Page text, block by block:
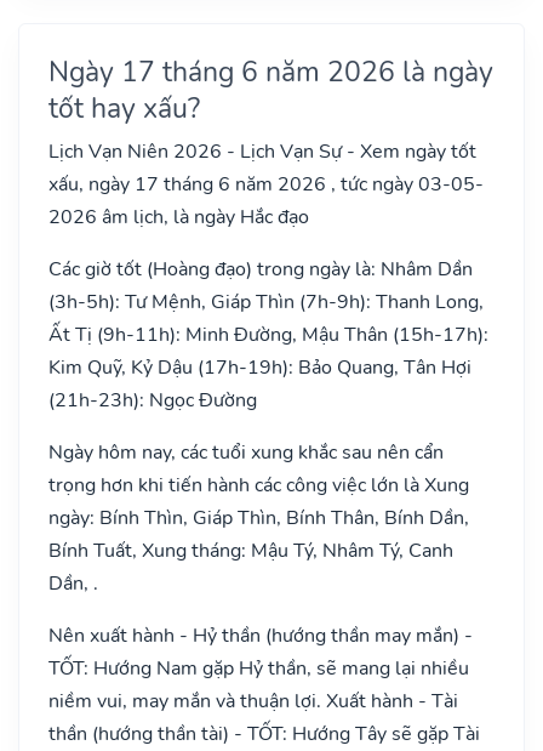
Ngày 17 tháng 6 năm 2026 là ngày
tốt hay xấu?
Lịch Vạn Niên 2026 - Lịch Vạn Sự - Xem ngày tốt
xấu, ngày 17 tháng 6 năm 2026 , tức ngày 03-05-
2026 âm lịch, là ngày Hắc đạo
Các giờ tốt (Hoàng đạo) trong ngày là: Nhâm Dần
(3h-5h): Tư Mệnh, Giáp Thìn (7h-9h): Thanh Long,
Ất Tị (9h-11h): Minh Đường, Mậu Thân (15h-17h):
Kim Quỹ, Kỷ Dậu (17h-19h): Bảo Quang, Tân Hợi
(21h-23h): Ngọc Đường
Ngày hôm nay, các tuổi xung khắc sau nên cẩn
trọng hơn khi tiến hành các công việc lớn là Xung
ngày: Bính Thìn, Giáp Thìn, Bính Thân, Bính Dần,
Bính Tuất, Xung tháng: Mậu Tý, Nhâm Tý, Canh
Dần, .
Nên xuất hành - Hỷ thần (hướng thần may mắn) -
TỐT: Hướng Nam gặp Hỷ thần, sẽ mang lại nhiều
niềm vui, may mắn và thuận lợi. Xuất hành - Tài
thần (hướng thần tài) - TỐT: Hướng Tây sẽ gặp Tài